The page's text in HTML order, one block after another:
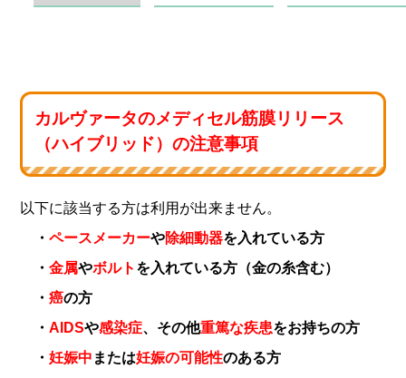
カルヴァータのメディセル筋膜リリース
（ハイブリッド）の注意事項
以下に該当する方は利用が出来ません。
・ペースメーカーや除細動器を入れている方
・金属やボルト を入れている方（金の糸含む）
・癌の方
・AIDSや感染症、その他重篤な疾患をお持ちの方
・妊娠中 または妊娠の可能性のある方